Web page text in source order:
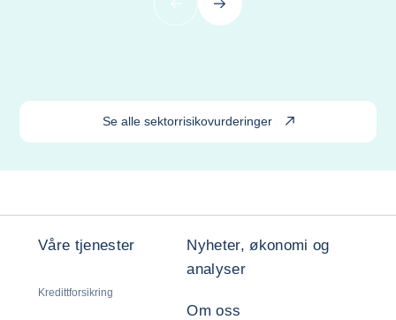
Se alle sektorrisikovurderinger
Forrige Neste
Våre tjenester
Kredittforsikring
Nyheter, økonomi og
analyser
Om oss